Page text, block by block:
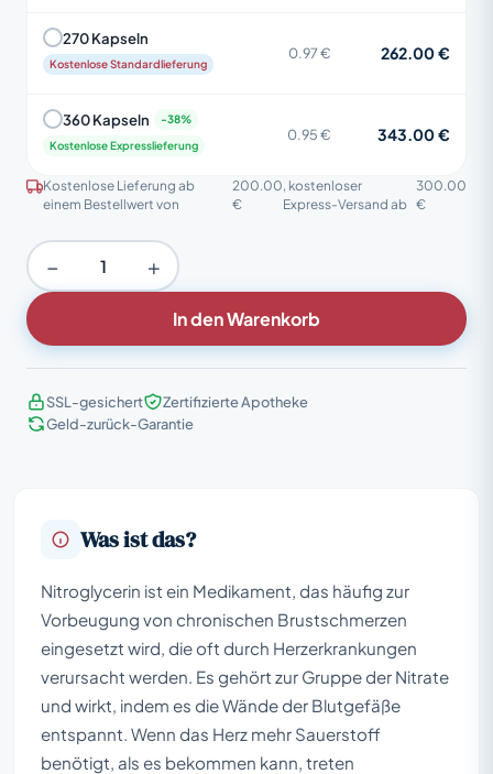
270 Kapseln
Kostenlose Standardlieferung
0.97 € 262.00 €
360 Kapseln
Kostenlose Expresslieferung
0.95 € 343.00 €
Kostenlose Lieferung ab
einem Bestellwert von
200.00
€
, kostenloser
Express-Versand ab
300.00
€
− +
In den Warenkorb
SSL-gesichert
Zertifizierte Apotheke
Geld-zurück-Garantie
Was ist das?
Nitroglycerin ist ein Medikament, das häufig zur
Vorbeugung von chronischen Brustschmerzen
eingesetzt wird, die oft durch Herzerkrankungen
verursacht werden. Es gehört zur Gruppe der Nitrate
und wirkt, indem es die Wände der Blutgefäße
entspannt. Wenn das Herz mehr Sauerstoff
benötigt, als es bekommen kann, treten